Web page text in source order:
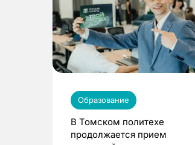
Образование
В Томском политехе
продолжается прием